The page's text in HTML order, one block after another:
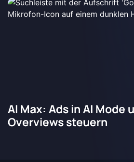
AI Max: Ads in AI Mode
Overviews steuern